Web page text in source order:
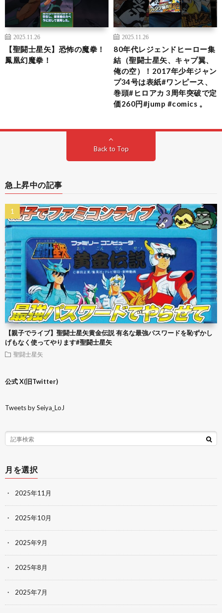
2025.11.26
【聖闘士星矢】恐怖の魔拳！
鳳凰幻魔拳！
2025.11.26
80年代レジェンドヒーロー集
結（聖闘士星矢、キャプ翼、
俺の空）！2017年少年ジャン
プ34号は表紙#ワンピース、
巻頭#ヒロアカ 3周年突破で定
価260円#jump #comics 。
Back to Top
急上昇中の記事
【親子でライブ】聖闘士星矢黄金伝説 有名な最強パスワードを恥ずかし
げもなく使ってやります#聖闘士星矢
聖闘士星矢
公式 X(旧Twitter)
Tweets by Seiya_LoJ
月を選択
2025年11月
2025年10月
2025年9月
2025年8月
2025年7月